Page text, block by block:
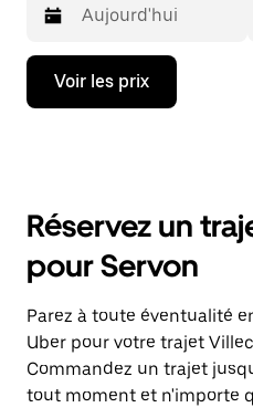
Appuyez
la
ouvrir
calendrier
et
sélectionner
une
date.
Appuyez
sur
la
Voir les prix
Réservez un
pour Servon
Parez à toute éventualité
Uber pour votre trajet
Commandez un trajet
tout moment et n'importe